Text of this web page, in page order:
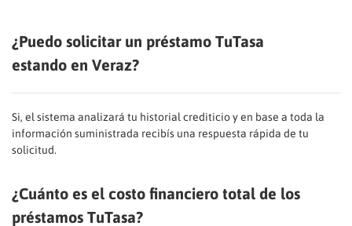
¿Puedo solicitar un préstamo TuTasa
estando en Veraz?
Si, el sistema analizará tu historial crediticio y en base a toda la
información suministrada recibís una respuesta rápida de tu
solicitud.
¿Cuánto es el costo financiero total de los
préstamos TuTasa?